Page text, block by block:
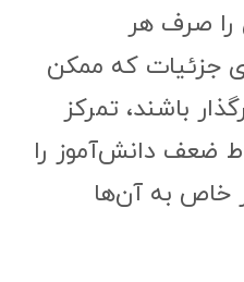
صرف هر
جزئیات که ممکن
باشند، تمرکز
ضعف دانش‌آموز را
خاص به آن‌ها